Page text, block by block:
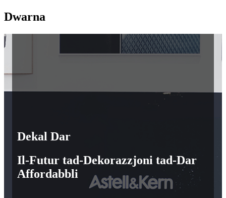
Dwarna
Dekal Dar
Il-Futur tad-Dekorazzjoni tad-Dar
Affordabbli